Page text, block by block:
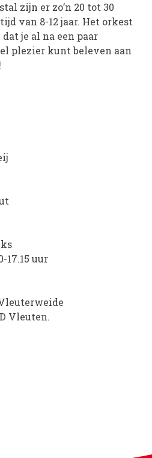
zijn er zo’n 20 tot 30
van 8-12 jaar. Het orkest
je al na een paar
plezier kunt beleven aan
17.15 uur
Vleuten.